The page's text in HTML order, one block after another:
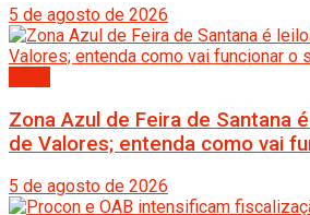
5 de agosto de 2026
Zona Azul de Feira de Santana
de Valores; entenda como vai
5 de agosto de 2026